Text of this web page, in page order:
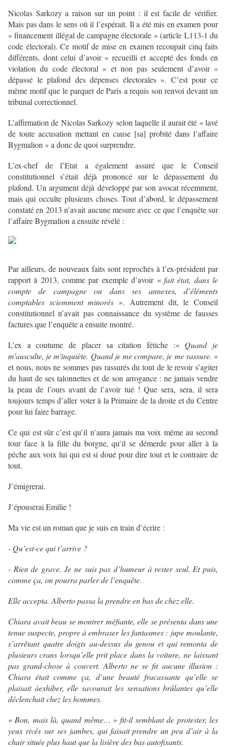
Nicolas Sarkozy a raison sur un point : il est facile de vérifier.
Mais pas dans le sens où il l’espérait. Il a été mis en examen pour
« financement illégal de campagne électorale » (article L113-1 du
code électoral). Ce motif de mise en examen recoupait cinq faits
différents, dont celui d’avoir « recueilli et accepté des fonds en
violation du code électoral » et non pas seulement d’avoir «
dépassé le plafond des dépenses électorales ». C’est pour ce
même motif que le parquet de Paris a requis son renvoi devant un
tribunal correctionnel.
L’affirmation de Nicolas Sarkozy selon laquelle il aurait été « lavé
de toute accusation mettant en cause [sa] probité dans l’affaire
Bygmalion » a donc de quoi surprendre.
L’ex-chef de l’Etat a également assuré que le Conseil
constitutionnel s’était déjà prononcé sur le dépassement du
plafond. Un argument déjà développé par son avocat récemment,
mais qui occulte plusieurs choses. Tout d’abord, le dépassement
constaté en 2013 n’avait aucune mesure avec ce que l’enquête sur
l’affaire Bygmalion a ensuite révélé :
Par ailleurs, de nouveaux faits sont reprochés à l’ex-président par
rapport à 2013, comme par exemple d’avoir « fait état, dans le
compte de campagne ou dans ses annexes, d’éléments
comptables sciemment minorés ». Autrement dit, le Conseil
constitutionnel n’avait pas connaissance du système de fausses
factures que l’enquête a ensuite montré.
L’ex a coutume de placer sa citation fétiche :« Quand je
m'ausculte, je m'inquiète. Quand je me compare, je me rassure. »
et nous, nous ne sommes pas rassurés du tout de le revoir s’agiter
du haut de ses talonnettes et de son arrogance : ne jamais vendre
la peau de l’ours avant de l’avoir tué ! Que sera, sera, il sera
toujours temps d’aller voter à la Primaire de la droite et du Centre
pour lui faire barrage.
Ce qui est sûr c’est qu’il n’aura jamais ma voix même au second
tour face à la fille du borgne, qu’il se démerde pour aller à la
pêche aux voix lui qui est si doué pour dire tout et le contraire de
tout.
J’émigrerai.
J’épouserai Emilie !
Ma vie est un roman que je suis en train d’écrire :
- Qu’est-ce qui t’arrive ?
- Rien de grave. Je ne suis pas d’humeur à rester seul. Et puis,
comme ça, on pourra parler de l’enquête.
Elle accepta. Alberto passa la prendre en bas de chez elle.
Chiara avait beau se montrer méfiante, elle se présenta dans une
tenue suspecte, propre à embraser les fantasmes : jupe moulante,
s’arrêtant quatre doigts au-dessus du genou et qui remonta de
plusieurs crans lorsqu’elle prit place dans la voiture, ne laissant
pas grand-chose à couvert. Alberto ne se fit aucune illusion :
Chiara était comme ça, d’une beauté fracassante qu’elle se
plaisait àexhiber, elle savourait les sensations brûlantes qu’elle
déclenchait chez les hommes.
« Bon, mais là, quand même… » fit-il semblant de protester, les
yeux rivés sur ses jambes, qui faisait prendre un peu d’air à la
chair située plus haut que la lisière des bas autofixants.